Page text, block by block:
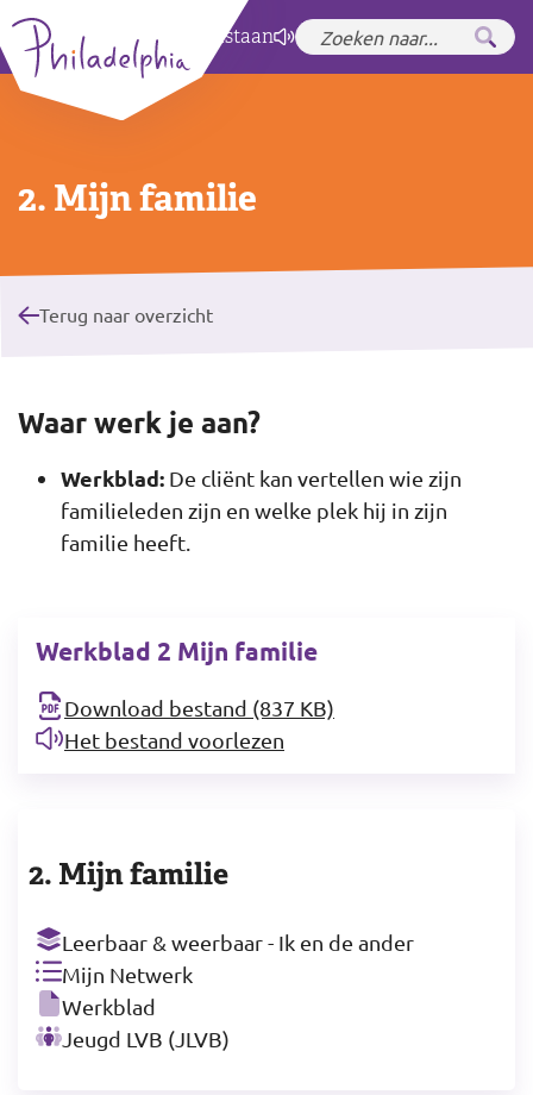
Zet hoog contrastaan
2. Mijn familie
Terug naar overzicht
Waar werk je aan?
Werkblad: De cliënt kan vertellen wie zijn
familieleden zijn en welke plek hij in zijn
familie heeft.
Werkblad 2 Mijn familie
Download bestand (837 KB)
Het bestand voorlezen
2. Mijn familie
Leerbaar & weerbaar - Ik en de ander
Mijn Netwerk
Werkblad
Jeugd LVB (JLVB)